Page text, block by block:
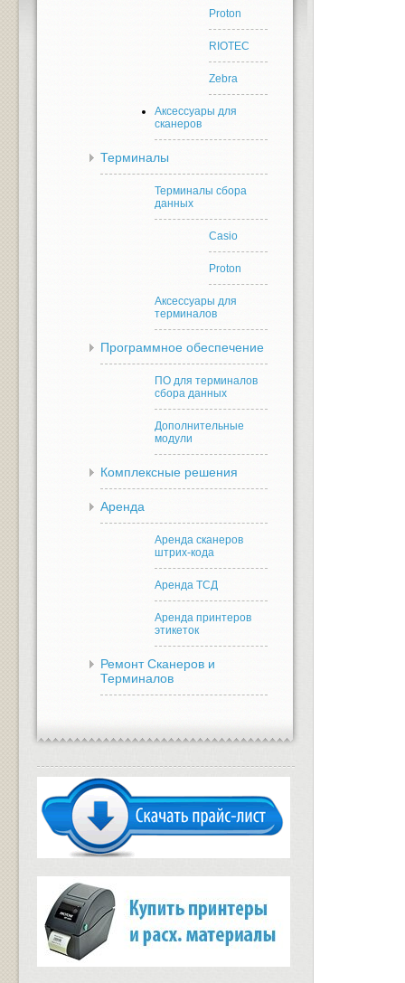
Proton
RIOTEC
Zebra
Аксессуары для
сканеров
Терминалы
Терминалы сбора
данных
Casio
Proton
Аксессуары для
терминалов
Программное обеспечение
ПО для терминалов
сбора данных
Дополнительные
модули
Комплексные решения
Аренда
Аренда сканеров
штрих-кода
Аренда ТСД
Аренда принтеров
этикеток
Ремонт Сканеров и
Терминалов